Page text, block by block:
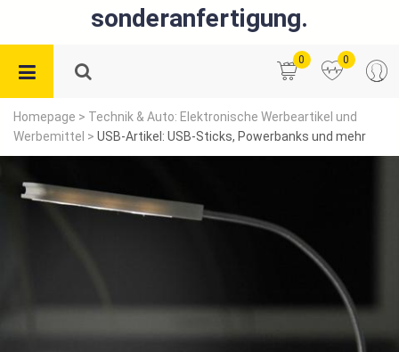
sonderanfertigung.
0 0
Homepage > Technik & Auto: Elektronische Werbeartikel und
Werbemittel > USB-Artikel: USB-Sticks, Powerbanks und mehr